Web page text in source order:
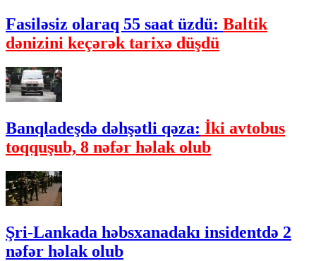
Fasiləsiz olaraq 55 saat üzdü: Baltik
dənizini keçərək tarixə düşdü
Banqladeşdə dəhşətli qəza: İki avtobus
toqquşub, 8 nəfər həlak olub
Şri-Lankada həbsxanadakı insidentdə 2
nəfər həlak olub